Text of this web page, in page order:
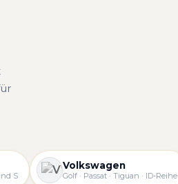
S
Volkswagen
Golf · Passat · Tiguan · ID-Reihe